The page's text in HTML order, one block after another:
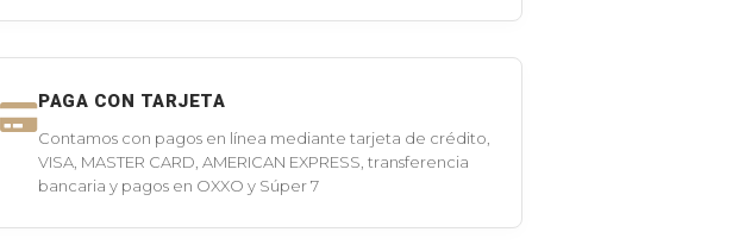
PAGA CON TARJETA
Contamos con pagos en línea mediante tarjeta de crédito,
VISA, MASTER CARD, AMERICAN EXPRESS, transferencia
bancaria y pagos en OXXO y Súper 7